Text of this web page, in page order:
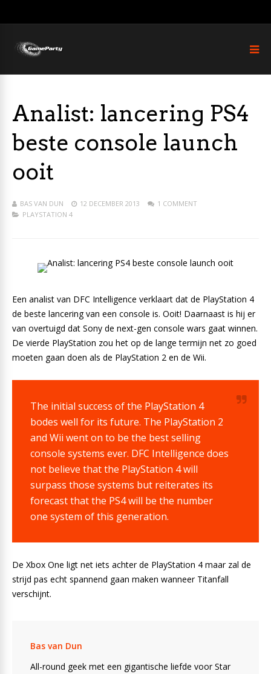
Analist: lancering PS4
beste console launch
ooit
BAS VAN DUN 12 DECEMBER 2013
1 COMMENT
PLAYSTATION 4
Een analist van DFC Intelligence verklaart dat de PlayStation 4
de beste lancering van een console is. Ooit! Daarnaast is hij er
van overtuigd dat Sony de next-gen console wars gaat winnen.
De vierde PlayStation zou het op de lange termijn net zo goed
moeten gaan doen als de PlayStation 2 en de Wii.
The initial success of the PlayStation 4
bodes well for its future. The PlayStation 2
and Wii went on to be the best selling
console systems ever. DFC Intelligence does
not believe that the PlayStation 4 will
surpass those systems but reiterates its
forecast that the PS4 will be the number
one system of this generation.
De Xbox One ligt net iets achter de PlayStation 4 maar zal de
strijd pas echt spannend gaan maken wanneer Titanfall
verschijnt.
Bas van Dun
All-round geek met een gigantische liefde voor Star